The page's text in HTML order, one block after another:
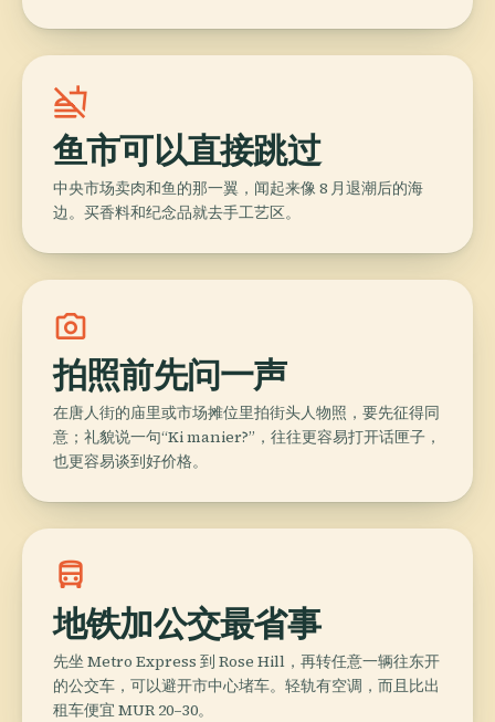
no_food
鱼市可以直接跳过
中央市场卖肉和鱼的那一翼，闻起来像 8 月退潮后的海
边。买香料和纪念品就去手工艺区。
photo_camera
拍照前先问一声
在唐人街的庙里或市场摊位里拍街头人物照，要先征得同
意；礼貌说一句“Ki manier?”，往往更容易打开话匣子，
也更容易谈到好价格。
directions_bus
地铁加公交最省事
先坐 Metro Express 到 Rose Hill，再转任意一辆往东开
的公交车，可以避开市中心堵车。轻轨有空调，而且比出
租车便宜 MUR 20–30。